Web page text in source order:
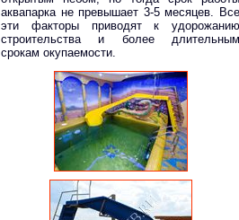
аквапарка не превышает 3-5 месяцев. Все
эти факторы приводят к удорожанию
строительства и более длительным
срокам окупаемости.